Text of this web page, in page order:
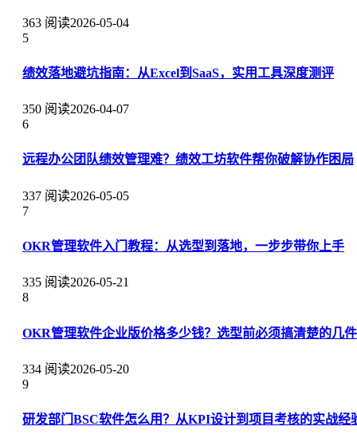
363 阅读2026-05-04
5
绩效落地避坑指南：从Excel到SaaS，实用工具深度测评
350 阅读2026-04-07
6
远程办公团队绩效管理难？绩效工坊软件帮你破解协作困局
337 阅读2026-05-05
7
OKR管理软件入门教程：从选型到落地，一步步带你上手
335 阅读2026-05-21
8
OKR管理软件企业版价格多少钱？选型前必须搞清楚的几
334 阅读2026-05-20
9
研发部门BSC软件怎么用？从KPI设计到项目考核的实战经